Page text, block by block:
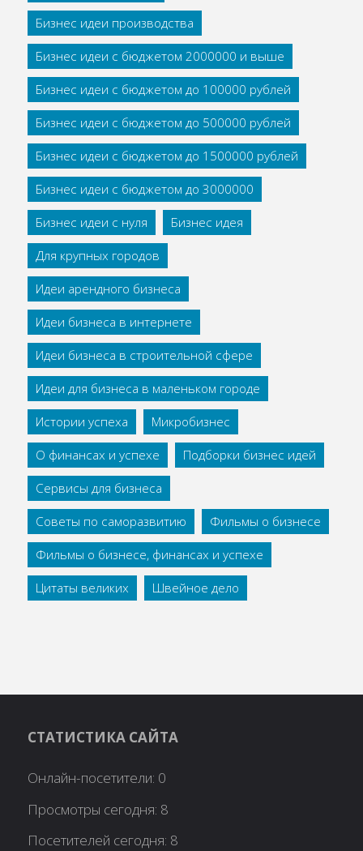
Бизнес идеи производства
Бизнес идеи с бюджетом 2000000 и выше
Бизнес идеи с бюджетом до 100000 рублей
Бизнес идеи с бюджетом до 500000 рублей
Бизнес идеи с бюджетом до 1500000 рублей
Бизнес идеи с бюджетом до 3000000
Бизнес идеи с нуля
Бизнес идея
Для крупных городов
Идеи арендного бизнеса
Идеи бизнеса в интернете
Идеи бизнеса в строительной сфере
Идеи для бизнеса в маленьком городе
Истории успеха
Микробизнес
О финансах и успехе
Подборки бизнес идей
Сервисы для бизнеса
Советы по саморазвитию
Фильмы о бизнесе
Фильмы о бизнесе, финансах и успехе
Цитаты великих
Швейное дело
СТАТИСТИКА САЙТА
Онлайн-посетители: 0
Просмотры сегодня: 8
Посетителей сегодня: 8